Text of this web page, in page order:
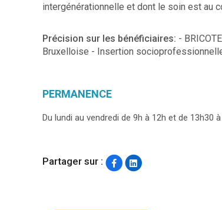
intergénérationnelle et dont le soin est au
Précision sur les bénéficiaires: -
Bruxelloise - Insertion
PERMANENCE
Du lundi au vendredi de 9h à 12h et de 13h30
Partager sur :